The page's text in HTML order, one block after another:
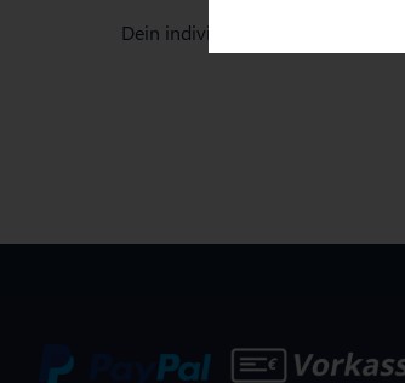
Dein individuelles DIN A1 Plakat